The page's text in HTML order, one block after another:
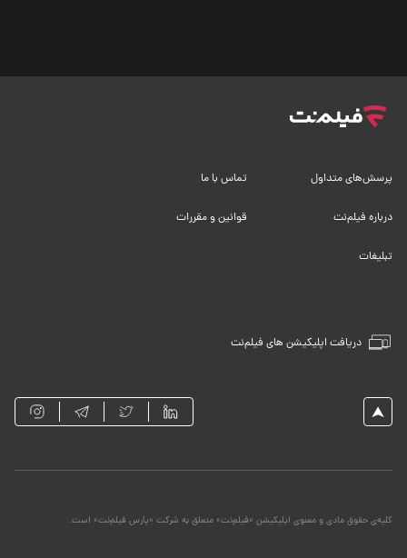
دریافت اپلیکیشن های فیلم‌نت
پرسش‌های متداول تماس با ما
درباره فیلم‌نت قوانین و مقررات
تبلیغات
کلیه‌ی حقوق مادی و معنوی اپلیکیشن «فیلم‌نت» متعلق به شرکت «پارس فیلم‌نت» است.